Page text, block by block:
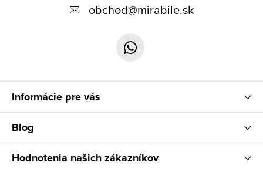
Informácie pre vás
Blog
Hodnotenia našich zákazníkov
obchod@mirabile.sk